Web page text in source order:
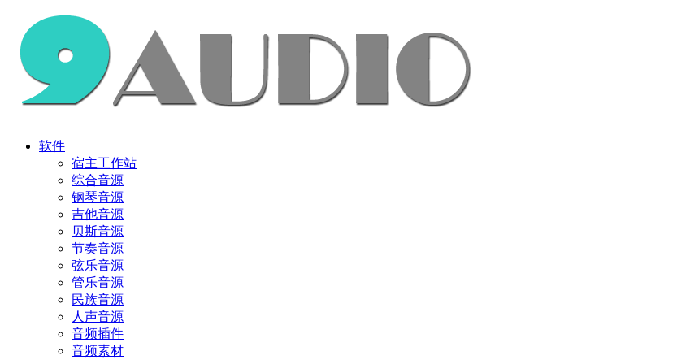
软件
宿主工作站
综合音源
钢琴音源
吉他音源
贝斯音源
节奏音源
弦乐音源
管乐音源
民族音源
人声音源
音频插件
音频素材